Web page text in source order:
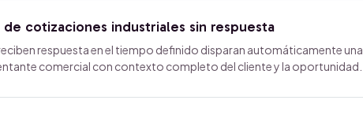
cotizaciones industriales sin respuesta
respuesta en el tiempo definido disparan automáticamente una
comercial con contexto completo del cliente y la oportunidad.